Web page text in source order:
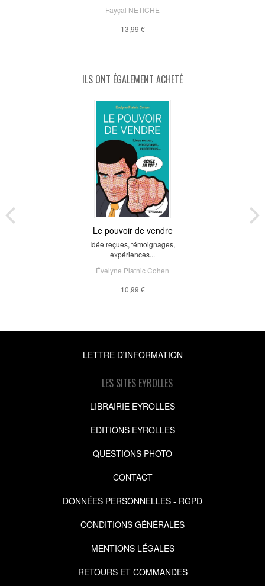
Fayçal NETICHE
13,99 €
ILS ONT ÉGALEMENT ACHETÉ
Le pouvoir de vendre
Idée reçues, témoignages,
expériences...
Évelyne Platnic Cohen
10,99 €
LETTRE D'INFORMATION
LES SITES EYROLLES
LIBRAIRIE EYROLLES
EDITIONS EYROLLES
QUESTIONS PHOTO
CONTACT
DONNÉES PERSONNELLES - RGPD
CONDITIONS GÉNÉRALES
MENTIONS LÉGALES
RETOURS ET COMMANDES